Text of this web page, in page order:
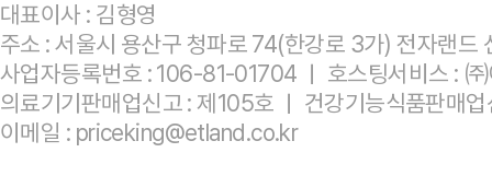
대표이사 : 김형영
주소 : 서울시 용산구 청파로 74(한강로 3가) 전자랜드
사업자등록번호 : 106-81-01704 ㅣ 호스팅서비스 :
의료기기판매업신고 : 제105호 ㅣ 건강기능식품판매
이메일 : priceking@etland.co.kr